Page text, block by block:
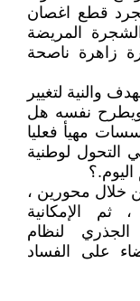
قطع اغصان
المريضة
زاهرة ناصحة
والنية لتغيير
ويطرح نفسه هل
مهيأ فعليا
التحول لوطنية
خلال محورين ،
ثم الإمكانية
الجذري لنظام
على الفساد